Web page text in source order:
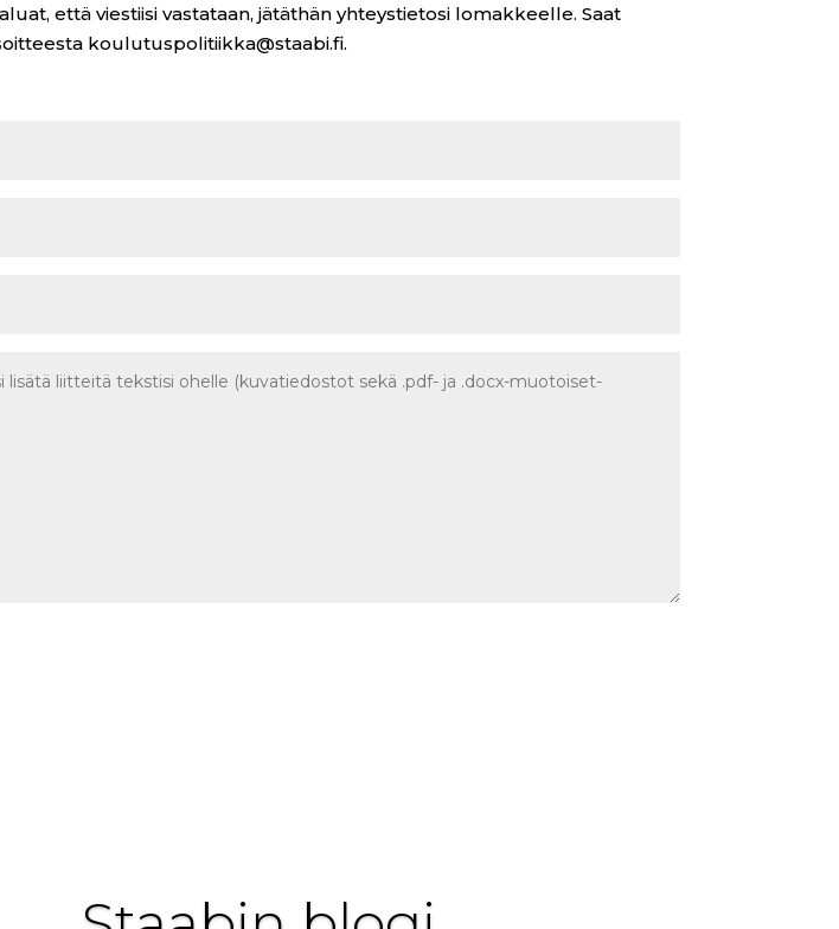
että viestiisi vastataan, jätäthän yhteystietosi lomakkeelle. Saat
koulutuspolitiikka@staabi.fi.